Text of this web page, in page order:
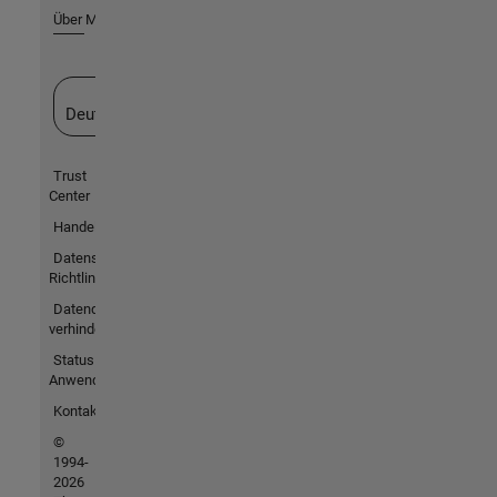
Über MathWorks
Deutschland
Trust
Center
Handelsmarken
Datenschutz-
Richtlinien
Datendiebstahl
verhindern
Status von
Anwendungen
Kontakt
©
1994-
2026